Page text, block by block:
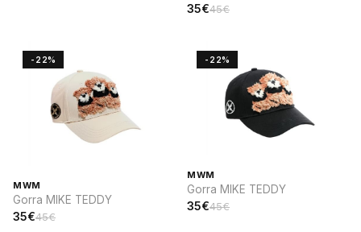
35€45€
-22%
MWM
Gorra MIKE TEDDY
35€45€
-22%
MWM
Gorra MIKE TEDDY
35€45€